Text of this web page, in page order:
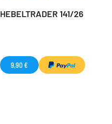
HEBELTRADER 141/26
9,90 €